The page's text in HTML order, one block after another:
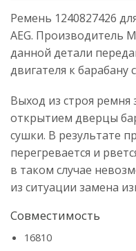
Ремень 1240827426
AEG. Производитель
данной детали
двигателя к
Выход из строя
открытием дверцы
сушки. В результате
перегревается и
в таком случае
из ситуации замена
Совместимость
16810